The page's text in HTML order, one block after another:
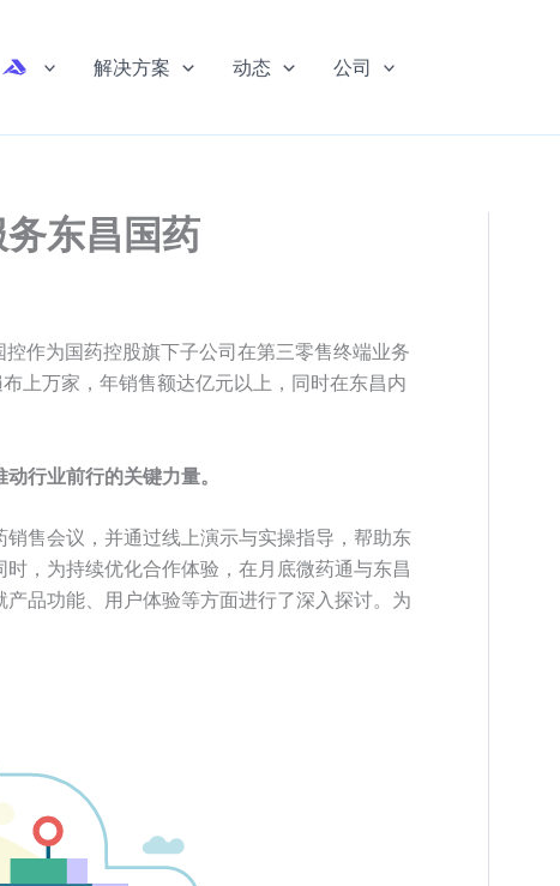
解决方案 动态 公司
东昌国药
作为国药控股旗下子公司在第三零售终端业务
上万家，年销售额达亿元以上，同时在东昌内
行业前行的关键力量。
售会议，并通过线上演示与实操指导，帮助东
，为持续优化合作体验，在月底微药通与东昌
品功能、用户体验等方面进行了深入探讨。为